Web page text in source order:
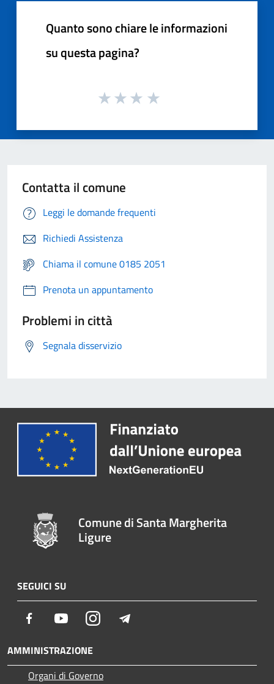
Quanto sono chiare le informazioni
su questa pagina?
Contatta il comune
Leggi le domande frequenti
Richiedi Assistenza
Chiama il comune 0185 2051
Prenota un appuntamento
Problemi in città
Segnala disservizio
Comune di Santa Margherita
Ligure
SEGUICI SU
Facebook YoutubeInstagram
AMMINISTRAZIONE
Organi di Governo